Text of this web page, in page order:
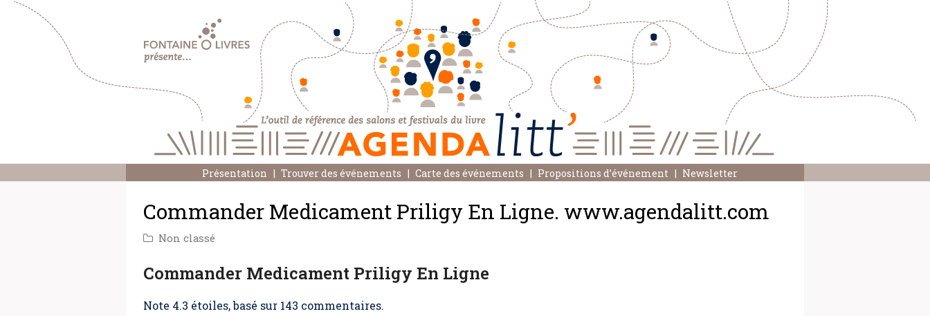
Présentation Trouver des événements Carte des événements Propositions d’événement Newsletter
Commander Medicament Priligy En Ligne. www.agendalitt.com
Non classé
Commander Medicament Priligy En Ligne
Note 4.3 étoiles, basé sur 143 commentaires.